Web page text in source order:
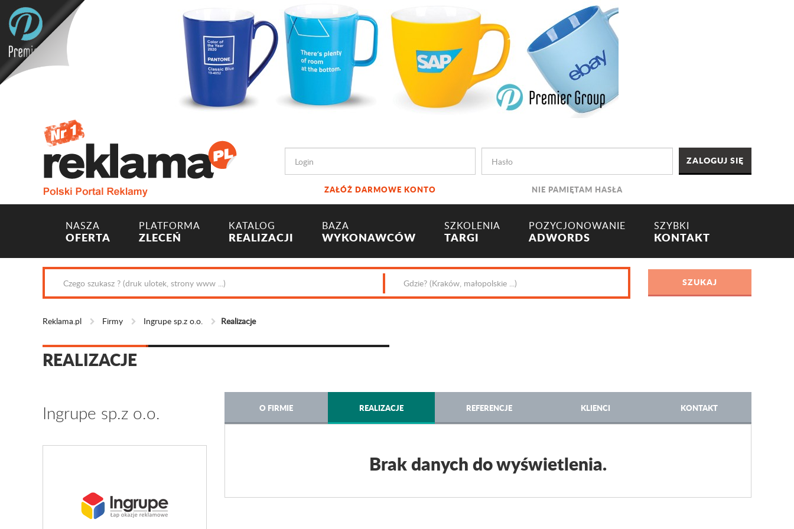
ZAŁÓŻ DARMOWE KONTO NIE PAMIĘTAM HASŁA
NASZA
OFERTA
PLATFORMA
ZLECEŃ
KATALOG
REALIZACJI
BAZA
WYKONAWCÓW
SZKOLENIA
TARGI
POZYCJONOWANIE
ADWORDS
SZYBKI
KONTAKT
Reklama.pl Firmy Ingrupe sp.z o.o. Realizacje
REALIZACJE
Ingrupe sp.z o.o. O FIRMIE REALIZACJE REFERENCJE KLIENCI KONTAKT
Brak danych do wyświetlenia.